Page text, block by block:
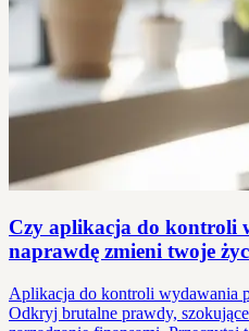
Czy aplikacja do kontroli
naprawdę zmieni twoje
Aplikacja do kontroli wydawania
Odkryj brutalne prawdy,